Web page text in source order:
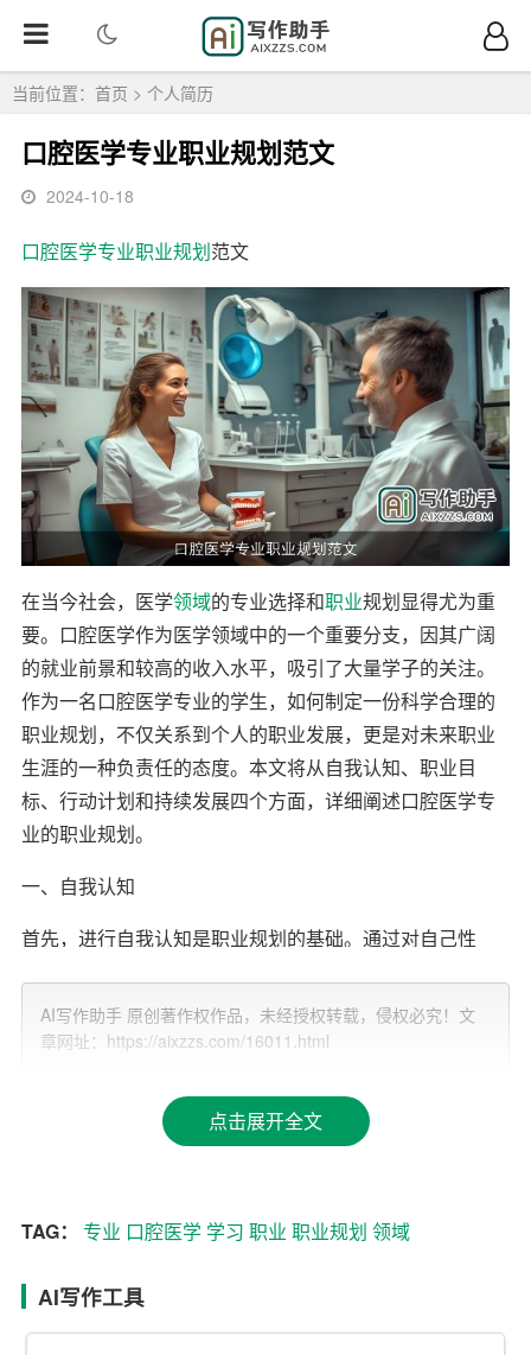
当前位置： 首页 > 个人简历
口腔医学专业职业规划范文
2024-10-18
口腔医学专业职业规划范文
在当今社会，医学领域的专业选择和职业规划显得尤为重
要。口腔医学作为医学领域中的一个重要分支，因其广阔
的就业前景和较高的收入水平，吸引了大量学子的关注。
作为一名口腔医学专业的学生，如何制定一份科学合理的
职业规划，不仅关系到个人的职业发展，更是对未来职业
生涯的一种负责任的态度。本文将从自我认知、职业目
标、行动计划和持续发展四个方面，详细阐述口腔医学专
业的职业规划。
一、自我认知
首先，进行自我认知是职业规划的基础。通过对自己性
方向。
1. 性格评估
我性格开朗，善于与人沟通，具有较强的责任心和同理
心。这些特质使我在与患者交流时能够更加耐心细致，能
我对医学尤其是口腔医学有着浓厚的兴趣。从小我就喜欢
AI写作助手 原创著作权作品，未经授权转载，侵权必究！文
章网址：https://aixzzs.com/16011.html
点击展开全文
TAG： 专业 口腔医学 学习 职业 职业规划 领域
AI写作工具